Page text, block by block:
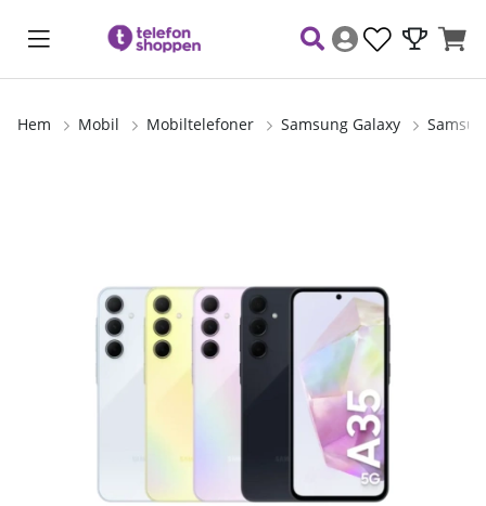
Hem Mobil Mobiltelefoner Samsung Galaxy